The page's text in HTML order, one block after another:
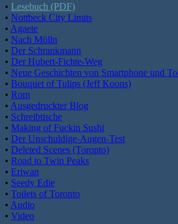
• Lesebuch (PDF)
• Nottbeck City Limits
• Agaete
• Nach Mölln
• Der Schrankmann
• Der Hubert-Fichte-Weg
• Neue Geschichten von Smartphone und
• Bouquet of Tulips (Jeff Koons)
• Rom
• Ausgedruckter Blog
• Schreibtische
• Making of Fuckin Sushi
• Der Unschuldige-Augen-Test
• Deleted Scenes (Toronto)
• Road to Twin Peaks
• Eriwan
• Seedy Edie
• Toilets of Toronto
• Audio
• Video